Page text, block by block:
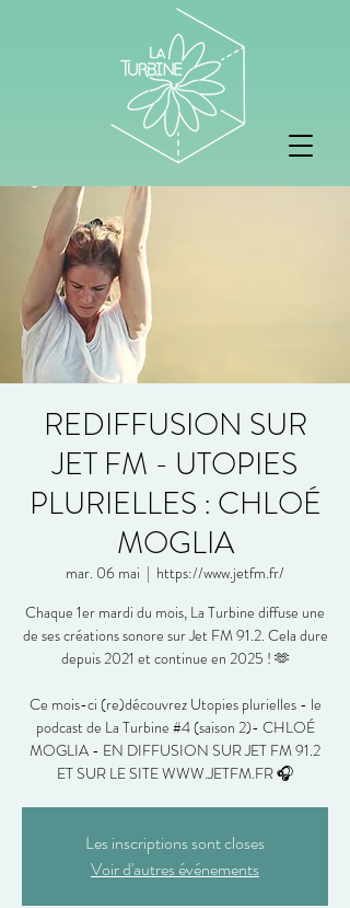
REDIFFUSION SUR
JET FM - UTOPIES
PLURIELLES : CHLOÉ
MOGLIA
mar. 06 mai
  |
https://www.jetfm.fr/
Chaque 1er mardi du mois, La Turbine diffuse une
de ses créations sonore sur Jet FM 91.2. Cela dure
depuis 2021 et continue en 2025 ! 🫶
Ce mois-ci (re)découvrez Utopies plurielles - le
podcast de La Turbine #4 (saison 2)- CHLOÉ
MOGLIA - EN DIFFUSION SUR JET FM 91.2
ET SUR LE SITE WWW.JETFM.FR 🎧
Les inscriptions sont closes
Voir d'autres événements